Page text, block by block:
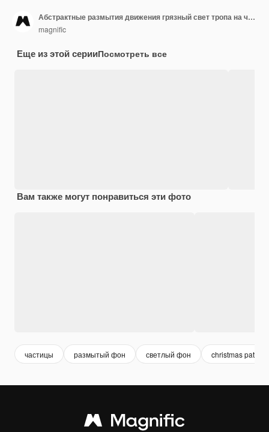
Абстрактные размытия движения грязный свет тропа на черном фоне
magnific
Еще из этой серииПосмотреть все
Вам также могут понравиться эти фото
частицы размытый фон светлый фон christmas pattern